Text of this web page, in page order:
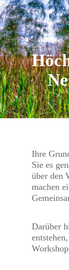
Skip
to
main
content
Ihre
Sie es
über den
machen
Darüber